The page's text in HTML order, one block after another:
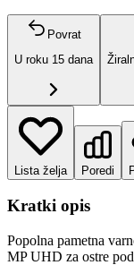
Povrat
U roku 15 dana
Lista želja Poredi
Kratki opis
Popolna pametna
MP UHD za ostre